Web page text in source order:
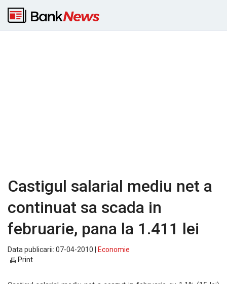
Castigul salarial mediu net a
continuat sa scada in
februarie, pana la 1.411 lei
Data publicarii: 07-04-2010 |
Economie
Print